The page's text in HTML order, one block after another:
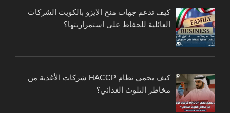
كيف تدعم جهات منح الايزو بالكويت الشركات
العائلية للحفاظ على استمراريتها؟
كيف يحمي نظام HACCP شركات الأغذية من
مخاطر التلوث الغذائي؟